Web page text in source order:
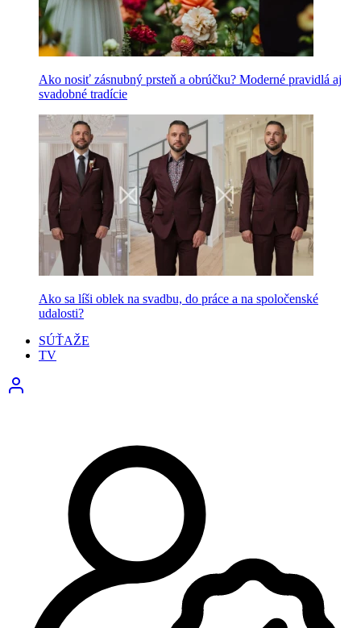
Ako nosiť zásnubný prsteň a obrúčku? Moderné pravidlá aj
svadobné tradície
Ako sa líši oblek na svadbu, do práce a na spoločenské
udalosti?
SÚŤAŽE
TV